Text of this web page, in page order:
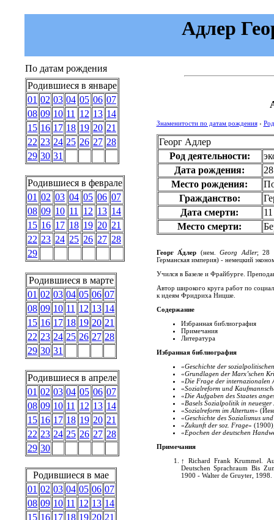
Адлер
По датам рождения
Родившиеся в январе
01 02 03 04 05 06 07
08 09 10 11 12 13 14
15 16 17 18 19 20 21
22 23 24 25 26 27 28
29 30 31
Родившиеся в феврале
01 02 03 04 05 06 07
08 09 10 11 12 13 14
15 16 17 18 19 20 21
22 23 24 25 26 27 28
29
Родившиеся в марте
01 02 03 04 05 06 07
08 09 10 11 12 13 14
15 16 17 18 19 20 21
22 23 24 25 26 27 28
29 30 31
Родившиеся в апреле
01 02 03 04 05 06 07
08 09 10 11 12 13 14
15 16 17 18 19 20 21
22 23 24 25 26 27 28
29 30
Родившиеся в мае
01 02 03 04 05 06 07
08 09 10 11 12 13 14
15 16 17 18 19 20 21
Знаменитости по датам рождения›
Георг Адлер
Род деятельности:
Дата рождения:
Место рождения:
Гражданство:
Дата смерти:
Место смерти:
Георг А́длер (нем. Georg Adler; 28
Германская империя) - немецкий
Учился в Базеле и Фрайбурге.
Автор широкого круга работ по
к идеям Фридриха Ницше.
Содержание
Избранная библиография
Примечания
Литература
Избранная библиография
«Geschichte der
«Grundlagen der Marx’schen
«Die Frage der internazionalen
«Sozialreform und
«Die Aufgaben des Staates
«Basels Sozialpolitik in neuester
«Sozialreform im Altertum»
«Geschichte des Sozialismus
«Zukunft der soz. Frage»
«Epochen der deutschen
Примечания
↑
Richard Frank Krummel.
Deutschen Sprachraum Bis
1900 - Walter de Gruyter,